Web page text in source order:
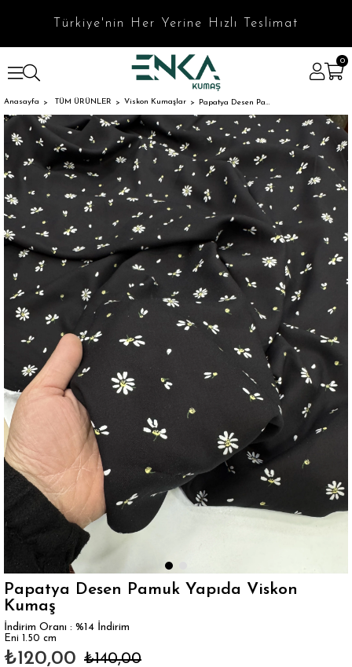
Türkiye'nin Her Yerine Hızlı Teslimat
0
Anasayfa TÜM ÜRÜNLER Viskon Kumaşlar Papatya Desen Pamuk Yapıda Viskon Kumaş
Papatya Desen Pamuk Yapıda Viskon
Kumaş
İndirim Oranı : %14 İndirim
Eni 1.50 cm
₺140,00
₺120,00